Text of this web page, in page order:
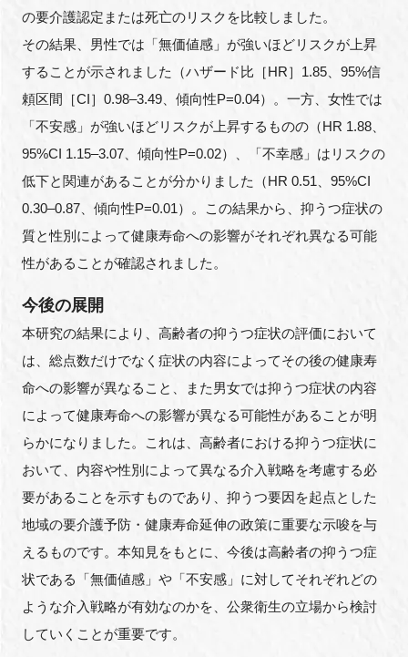
の要介護認定または死亡のリスクを比較しました。
その結果、男性では「無価値感」が強いほどリスクが上昇
することが示されました（ハザード比［HR］1.85、95%信
頼区間［CI］0.98–3.49、傾向性P=0.04）。一方、女性では
「不安感」が強いほどリスクが上昇するものの（HR 1.88、
95%CI 1.15–3.07、傾向性P=0.02）、「不幸感」はリスクの
低下と関連があることが分かりました（HR 0.51、95%CI
0.30–0.87、傾向性P=0.01）。この結果から、抑うつ症状の
質と性別によって健康寿命への影響がそれぞれ異なる可能
性があることが確認されました。
今後の展開
本研究の結果により、高齢者の抑うつ症状の評価において
は、総点数だけでなく症状の内容によってその後の健康寿
命への影響が異なること、また男女では抑うつ症状の内容
によって健康寿命への影響が異なる可能性があることが明
らかになりました。これは、高齢者における抑うつ症状に
おいて、内容や性別によって異なる介入戦略を考慮する必
要があることを示すものであり、抑うつ要因を起点とした
地域の要介護予防・健康寿命延伸の政策に重要な示唆を与
えるものです。本知見をもとに、今後は高齢者の抑うつ症
状である「無価値感」や「不安感」に対してそれぞれどの
ような介入戦略が有効なのかを、公衆衛生の立場から検討
していくことが重要です。